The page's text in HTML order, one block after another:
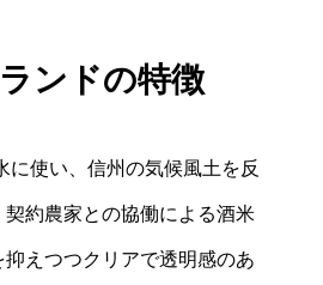
ンドの特徴
使い、信州の気候風土を反
約農家との協働による酒米
えつつクリアで透明感のあ